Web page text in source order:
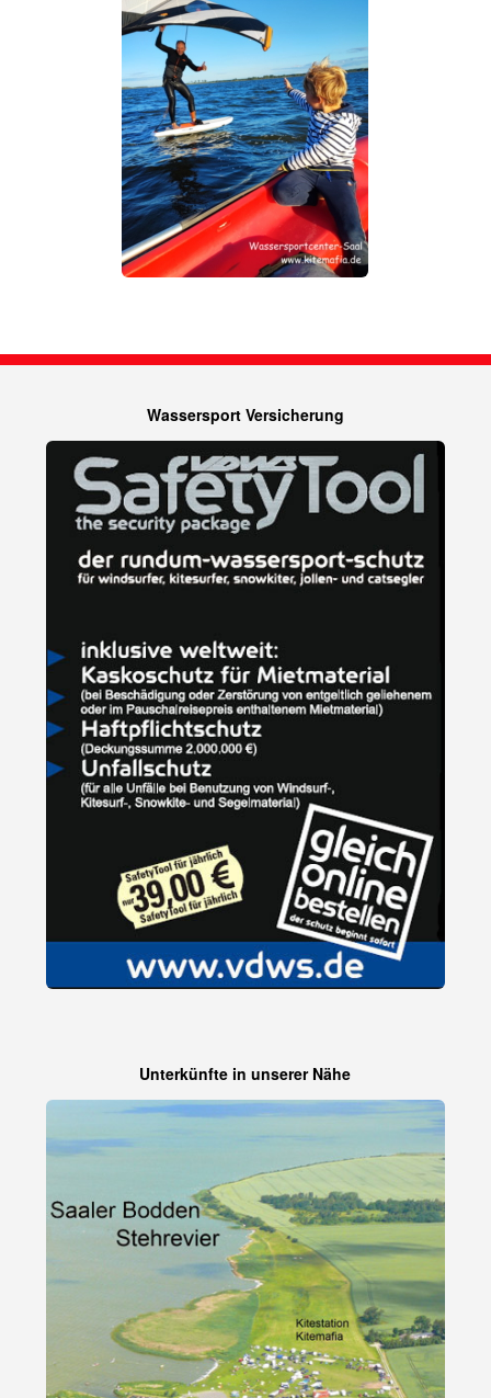
Wassersport Versicherung
Unterkünfte in unserer Nähe